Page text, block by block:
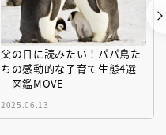
父の日に読みたい！パパ鳥た
ちの感動的な子育て生態4選
｜図鑑MOVE
2025.06.13